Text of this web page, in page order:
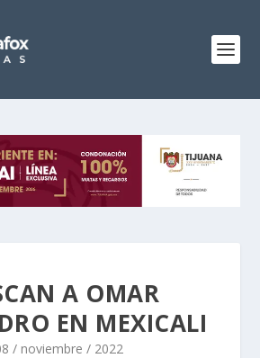
A OMAR
EN MEXICALI
/ noviembre / 2022